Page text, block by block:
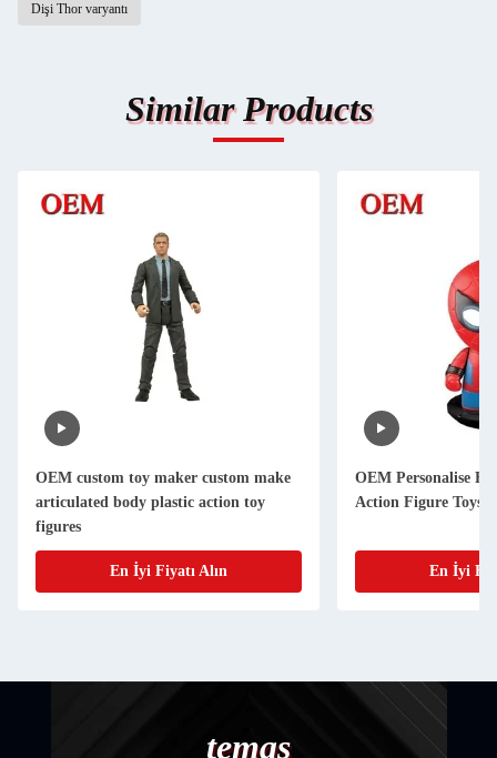
Dişi Thor varyantı
Similar Products
OEM custom toy maker custom make
articulated body plastic action toy
figures
En İyi Fiyatı Alın
OEM Personalise
Action Figure Toys
En İyi
temas